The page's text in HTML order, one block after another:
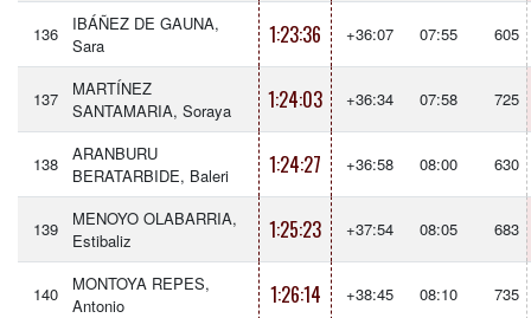
136
IBÁÑEZ DE GAUNA,
Sara
1:23:36 +36:07 07:55 605
137
MARTÍNEZ
SANTAMARIA, Soraya
1:24:03 +36:34 07:58 725
138
ARANBURU
BERATARBIDE, Baleri
1:24:27 +36:58 08:00 630
139
MENOYO OLABARRIA,
Estibaliz
1:25:23 +37:54 08:05 683
140
MONTOYA REPES,
Antonio
1:26:14 +38:45 08:10 735